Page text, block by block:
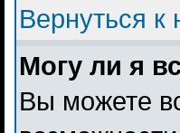
Вернуться к
Могу ли я
Вы можете